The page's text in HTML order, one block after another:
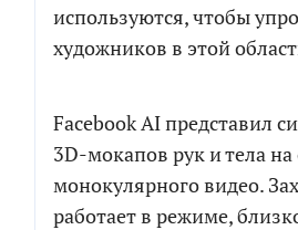
используются, чтобы
художников в этой
Facebook AI представил
3D-мокапов рук и тела
монокулярного видео.
работает в режиме,